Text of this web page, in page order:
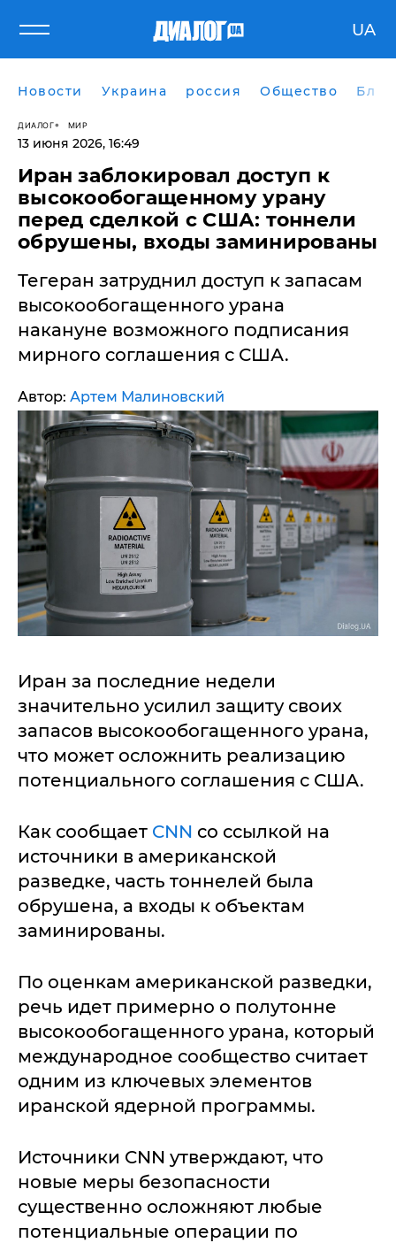
UA
Новости Украина россия Общество
ДИАЛОГ МИР
13 июня 2026, 16:49
Иран заблокировал доступ к
высокообогащенному урану
перед сделкой с США: тоннели
обрушены, входы заминированы
Тегеран затруднил доступ к запасам
высокообогащенного урана
накануне возможного подписания
мирного соглашения с США.
Автор: Артем Малиновский
Иран за последние недели
значительно усилил защиту своих
запасов высокообогащенного урана,
что может осложнить реализацию
потенциального соглашения с США.
Как сообщает CNN со ссылкой на
источники в американской
разведке, часть тоннелей была
обрушена, а входы к объектам
заминированы.
По оценкам американской разведки,
речь идет примерно о полутонне
высокообогащенного урана, который
международное сообщество считает
одним из ключевых элементов
иранской ядерной программы.
Источники CNN утверждают, что
новые меры безопасности
существенно осложняют любые
потенциальные операции по